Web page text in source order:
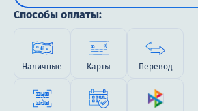
Способы оплаты:
Наличные Карты Перевод